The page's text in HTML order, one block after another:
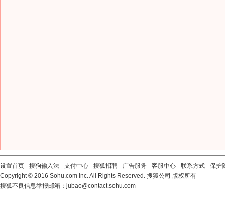
设置首页 - 搜狗输入法 - 支付中心 - 搜狐招聘 - 广告服务 - 客服中心 - 联系方式 - 保护
Copyright© 2016 Sohu.com Inc. All Rights Reserved. 搜狐公司 版权所有
搜狐不良信息举报邮箱： jubao@contact.sohu.com